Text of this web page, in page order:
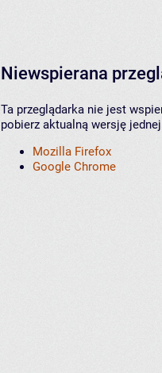
Niewspierana
Ta przeglądarka nie jest
pobierz aktualną wersję
Mozilla Firefox
Google Chrome